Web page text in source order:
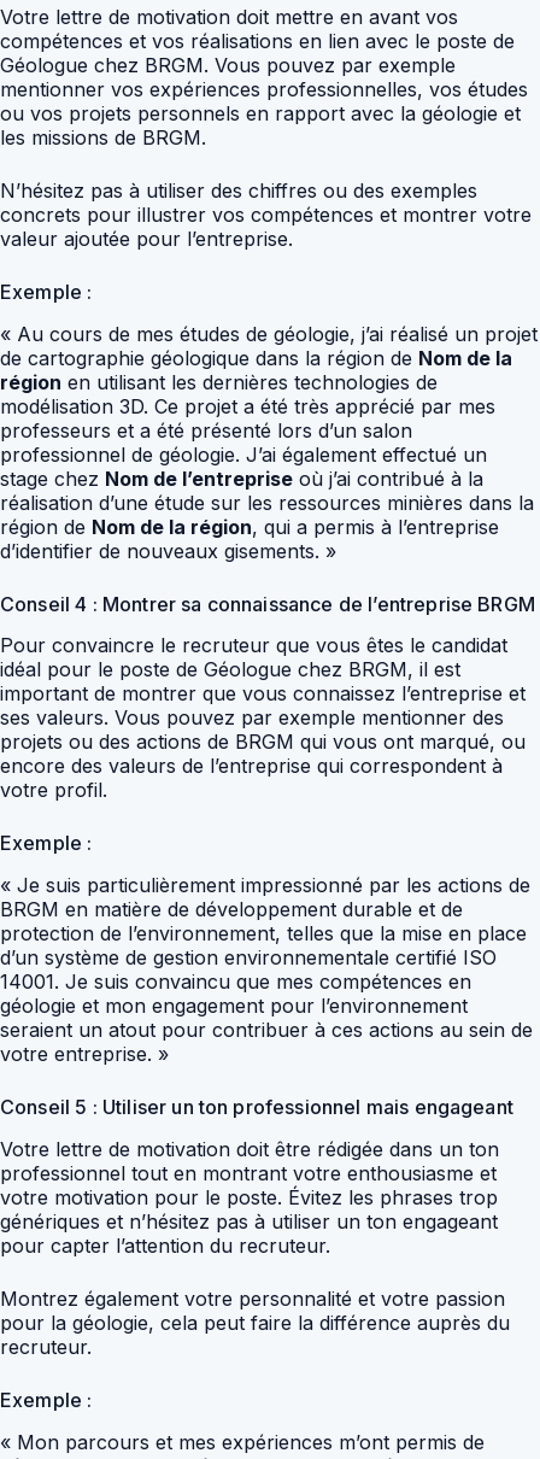
Votre lettre de motivation doit mettre en avant vos
compétences et vos réalisations en lien avec le poste de
Géologue chez BRGM. Vous pouvez par exemple
mentionner vos expériences professionnelles, vos études
ou vos projets personnels en rapport avec la géologie et
les missions de BRGM.
N’hésitez pas à utiliser des chiffres ou des exemples
concrets pour illustrer vos compétences et montrer votre
valeur ajoutée pour l’entreprise.
Exemple :
« Au cours de mes études de géologie, j’ai réalisé un projet
de cartographie géologique dans la région de Nom de la
région en utilisant les dernières technologies de
modélisation 3D. Ce projet a été très apprécié par mes
professeurs et a été présenté lors d’un salon
professionnel de géologie. J’ai également effectué un
stage chez Nom de l’entreprise où j’ai contribué à la
réalisation d’une étude sur les ressources minières dans la
région de Nom de la région, qui a permis à l’entreprise
d’identifier de nouveaux gisements. »
Conseil 4 : Montrer sa connaissance de l’entreprise BRGM
Pour convaincre le recruteur que vous êtes le candidat
idéal pour le poste de Géologue chez BRGM, il est
important de montrer que vous connaissez l’entreprise et
ses valeurs. Vous pouvez par exemple mentionner des
projets ou des actions de BRGM qui vous ont marqué, ou
encore des valeurs de l’entreprise qui correspondent à
votre profil.
Exemple :
« Je suis particulièrement impressionné par les actions de
BRGM en matière de développement durable et de
protection de l’environnement, telles que la mise en place
d’un système de gestion environnementale certifié ISO
14001. Je suis convaincu que mes compétences en
géologie et mon engagement pour l’environnement
seraient un atout pour contribuer à ces actions au sein de
votre entreprise. »
Conseil 5 : Utiliser un ton professionnel mais engageant
Votre lettre de motivation doit être rédigée dans un ton
professionnel tout en montrant votre enthousiasme et
votre motivation pour le poste. Évitez les phrases trop
génériques et n’hésitez pas à utiliser un ton engageant
pour capter l’attention du recruteur.
Montrez également votre personnalité et votre passion
pour la géologie, cela peut faire la différence auprès du
recruteur.
Exemple :
« Mon parcours et mes expériences m’ont permis de